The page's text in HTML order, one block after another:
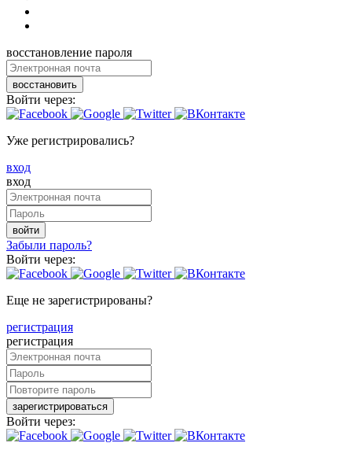
восстановление пароля
восстановить
Войти через:
Уже регистрировались?
вход
вход
войти
Забыли пароль?
Войти через:
Еще не зарегистрированы?
регистрация
регистрация
зарегистрироваться
Войти через: